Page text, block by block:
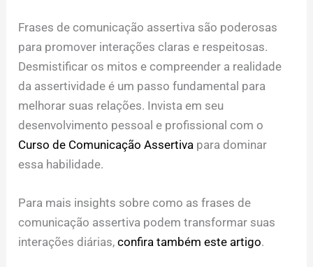
Frases de comunicação assertiva são poderosas
para promover interações claras e respeitosas.
Desmistificar os mitos e compreender a realidade
da assertividade é um passo fundamental para
melhorar suas relações. Invista em seu
desenvolvimento pessoal e profissional com o
Curso de Comunicação Assertiva para dominar
essa habilidade.
Para mais insights sobre como as frases de
comunicação assertiva podem transformar suas
interações diárias,confira também este artigo.